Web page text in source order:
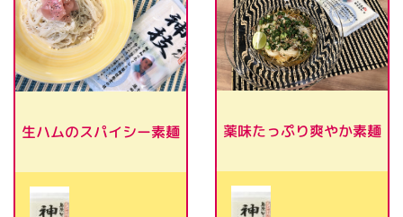
生ハムのスパイシー素麺 薬味たっぷり爽やか素麺